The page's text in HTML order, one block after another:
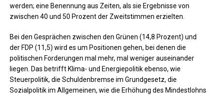
werden; eine Benennung aus Zeiten, als sie Ergebnisse von
zwischen 40 und 50 Prozent der Zweitstimmen erzielten.
Bei den Gesprächen zwischen den Grünen (14,8 Prozent) und
der FDP (11,5) wird es um Positionen gehen, bei denen die
politischen Forderungen mal mehr, mal weniger auseinander
liegen. Das betrifft Klima- und Energiepolitik ebenso, wie
Steuerpolitik, die Schuldenbremse im Grundgesetz, die
Sozialpolitik im Allgemeinen, wie die Erhöhung des Mindestlohns